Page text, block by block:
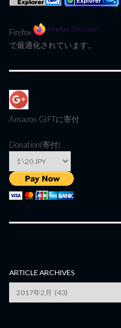
Firefox
で最適化されています。
Amazon GIFTに寄付
Donation(寄付)
ARTICLE ARCHIVES
Article
Archives